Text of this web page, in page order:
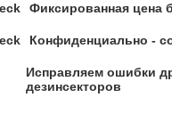
Фиксированная цена
Конфиденциально -
Исправляем ошибки
дезинсекторов